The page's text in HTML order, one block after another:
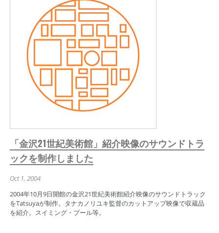
「金沢21世紀美術館」紹介映像のサウンドトラ
ックを制作しました
Oct 1, 2004
2004年10月9日開館の金沢21世紀美術館紹介映像のサウンドトラック
をTatsuyaが制作。タナカノリユキ監督のカットアップ映像で収蔵品
を紹介。スイミング・プール等。